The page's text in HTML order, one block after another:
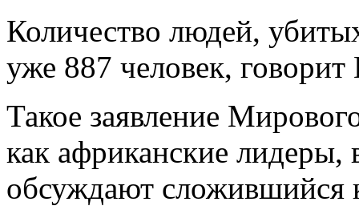
Количество людей,
уже 887 человек,
Такое заявление
как африканские лидеры,
обсуждают сложившийся